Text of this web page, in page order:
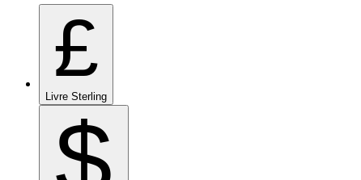
£
Livre Sterling